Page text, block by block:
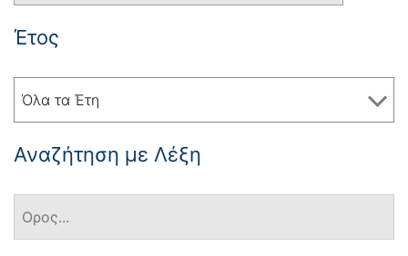
Έτος
Όλα τα Έτη
Αναζήτηση με Λέξη